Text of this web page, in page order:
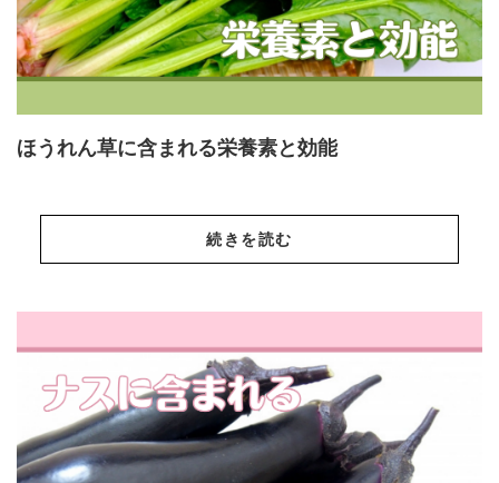
ほうれん草に含まれる栄養素と効能
続きを読む